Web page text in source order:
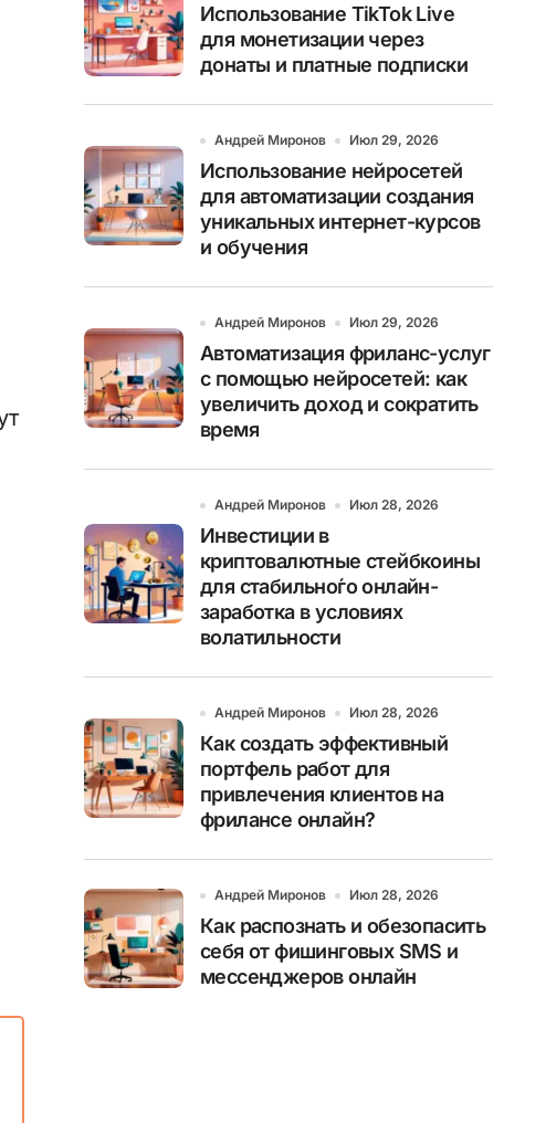
Использование TikTok Live
для монетизации через
донаты и платные подписки
Андрей Миронов Июл 29, 2026
Использование нейросетей
для автоматизации создания
уникальных интернет-курсов
и обучения
Андрей Миронов Июл 29, 2026
Автоматизация фриланс-услуг
с помощью нейросетей: как
увеличить доход и сократить
время
Андрей Миронов Июл 28, 2026
Инвестиции в
криптовалютные стейбкоины
для стабильно́го онлайн-
заработка в условиях
волатильности
Андрей Миронов Июл 28, 2026
Как создать эффективный
портфель работ для
привлечения клиентов на
фрилансе онлайн?
Андрей Миронов Июл 28, 2026
Как распознать и обезопасить
себя от фишинговых SMS и
мессенджеров онлайн